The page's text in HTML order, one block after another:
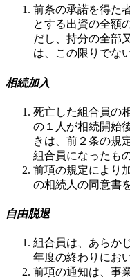
前条の承諾を得た
とする出資の全額
だし、持分の全部
は、この限りでない
相続加入
死亡した組合員の
の１人が相続開始
きは、前２条の規
組合員になったも
前項の規定により
の相続人の同意書
自由脱退
組合員は、あらか
年度の終わりにお
前項の通知は、事